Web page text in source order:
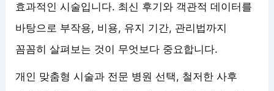
효과적인 시술입니다. 최신 후기와 객관적 데이터를
바탕으로 부작용, 비용, 유지 기간, 관리법까지
꼼꼼히 살펴보는 것이 무엇보다 중요합니다.
개인 맞춤형 시술과 전문 병원 선택, 철저한 사후